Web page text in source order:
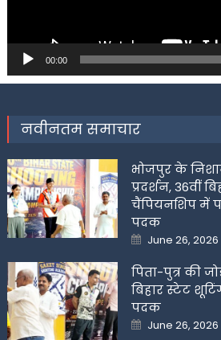
00:00
नवीनतम समाचार
भोजपुर के
प्रदर्शन, 36वीं
चैंपियनशिप में
पदक
Posted
on
June 26, 2026
पिता-पुत्र की
बिहार स्टेट
पदक
Posted
on
June 26, 2026